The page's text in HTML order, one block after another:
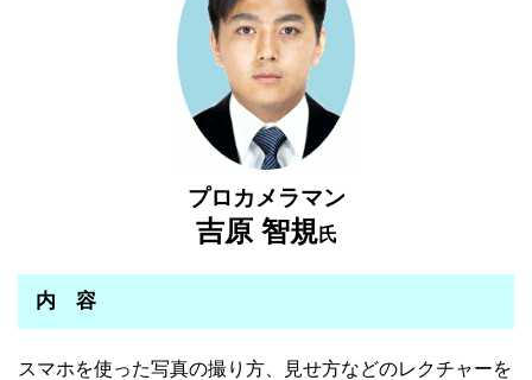
プロカメラマン
吉原 智規氏
内 容
スマホを使った写真の撮り方、見せ方などのレクチャーを